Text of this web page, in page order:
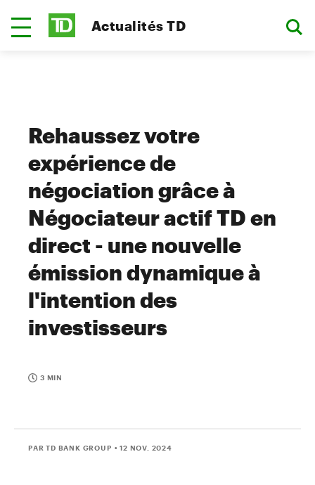
Actualités TD
Rehaussez votre
expérience de
négociation grâce à
Négociateur actif TD en
direct - une nouvelle
émission dynamique à
l'intention des
investisseurs
3 MIN
PAR TD BANK GROUP • 12 NOV. 2024